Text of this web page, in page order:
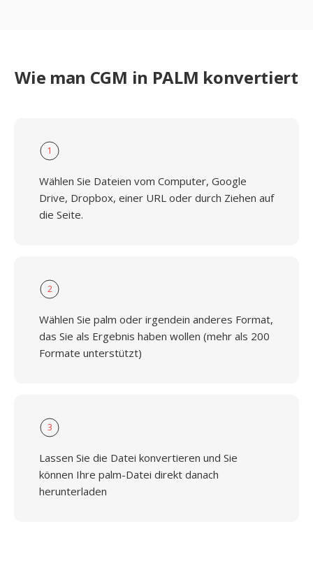
Wie man CGM in PALM konvertiert
1
Wählen Sie Dateien vom Computer, Google
Drive, Dropbox, einer URL oder durch Ziehen auf
die Seite.
2
Wählen Sie palm oder irgendein anderes Format,
das Sie als Ergebnis haben wollen (mehr als 200
Formate unterstützt)
3
Lassen Sie die Datei konvertieren und Sie
können Ihre palm-Datei direkt danach
herunterladen